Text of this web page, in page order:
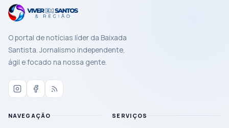
O portal de notícias líder da Baixada
Santista. Jornalismo independente,
ágil e focado na nossa gente.
NAVEGAÇÃO SERVIÇOS